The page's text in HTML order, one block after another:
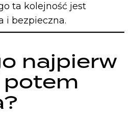
ta kolejność jest
i bezpieczna.
najpierw
potem